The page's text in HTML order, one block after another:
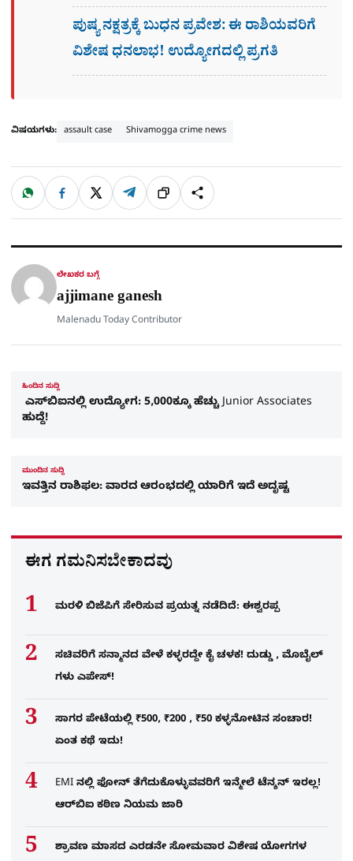
ಪುಷ್ಯ ನಕ್ಷತ್ರಕ್ಕೆ ಬುಧನ ಪ್ರವೇಶ: ಈ ರಾಶಿಯವರಿಗೆ
ವಿಶೇಷ ಧನಲಾಭ! ಉದ್ಯೋಗದಲ್ಲಿ ಪ್ರಗತಿ
ವಿಷಯಗಳು: assault case Shivamogga crime news
ಹಂಚಿಕೊಳ್ಳಿ
W
a
t
p
p
F
c
e
o
k
X T
l
e
a
m
ಲಿಂ
ಕ್
S
h
a
ಲೇಖಕರ ಬಗ್ಗೆ
ajjimane ganesh
Malenadu Today Contributor
ಹಿಂದಿನ ಸುದ್ದಿ
ಎಸ್‌ಬಿಐನಲ್ಲಿ ಉದ್ಯೋಗ: 5,000ಕ್ಕೂ ಹೆಚ್ಚು Junior Associates
ಹುದ್ದೆ!
ಮುಂದಿನ ಸುದ್ದಿ
ಇವತ್ತಿನ ರಾಶಿಫಲ: ವಾರದ ಆರಂಭದಲ್ಲಿ ಯಾರಿಗೆ ಇದೆ ಅದೃಷ್ಟ
ಈಗ ಗಮನಿಸಬೇಕಾದವು
ಮರಳಿ ಬಿಜೆಪಿಗೆ ಸೇರಿಸುವ ಪ್ರಯತ್ನ ನಡೆದಿದೆ: ಈಶ್ವರಪ್ಪ
ಸಚಿವರಿಗೆ ಸನ್ಮಾನದ ವೇಳೆ ಕಳ್ಳರದ್ದೇ ಕೈ ಚಳಕ! ದುಡ್ಡು , ಮೊಬೈಲ್​
ಗಳು ಎಪೇಸ್!
ಸಾಗರ ಪೇಟೆಯಲ್ಲಿ ₹500, ₹200 , ₹50 ಕಳ್ಳನೋಟಿನ ಸಂಚಾರ!
ಏಂತ ಕಥೆ ಇದು!
EMI ನಲ್ಲಿ ಫೋನ್​ ತೆಗೆದುಕೊಳ್ಳುವವರಿಗೆ ಇನ್ಮೇಲೆ ಟೆನ್ಶನ್​ ಇರಲ್ಲ!
ಆರ್‌ಬಿಐ ಕಠಿಣ ನಿಯಮ ಜಾರಿ
ಶ್ರಾವಣ ಮಾಸದ ಎರಡನೇ ಸೋಮವಾರ ವಿಶೇಷ ಯೋಗಗಳ